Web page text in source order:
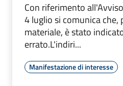
Con riferimento
4 luglio si comunica che,
materiale, è stato
errato.L'indiri...
Manifestazione di interesse